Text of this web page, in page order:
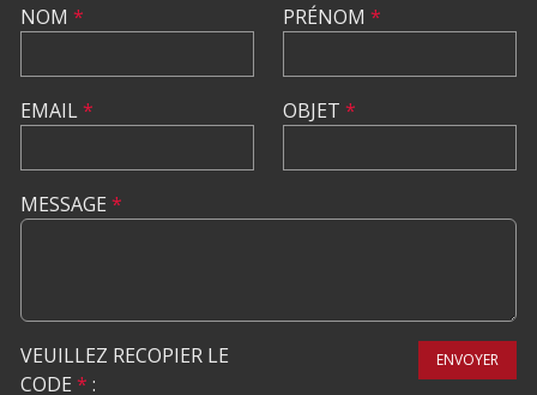
NOM *
EMAIL*
PRÉNOM *
OBJET *
MESSAGE *
VEUILLEZ RECOPIER LE
CODE * :
ENVOYER